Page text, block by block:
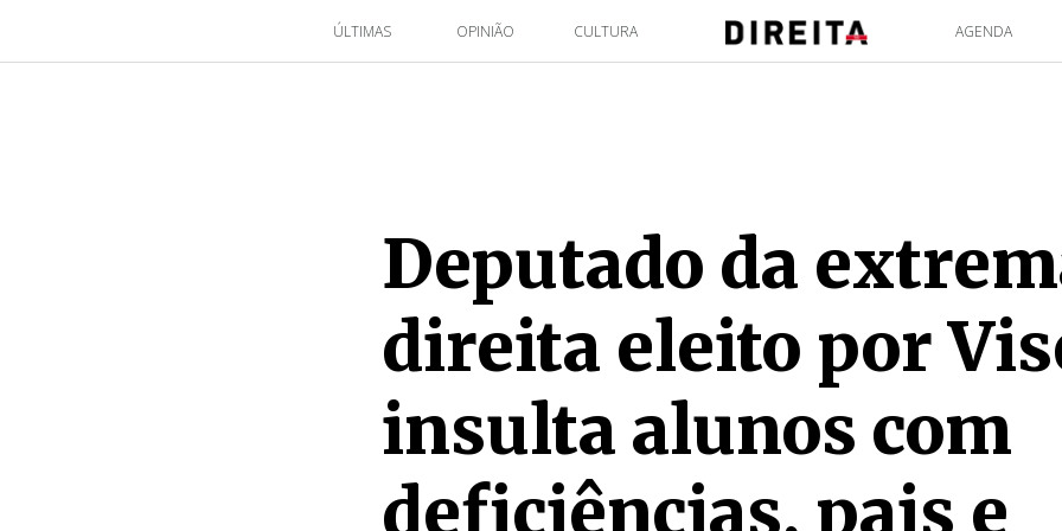
ÚLTIMAS OPINIÃO CULTURA AGENDA
Deputado da
direita eleito por
insulta alunos com
deficiências, pais e